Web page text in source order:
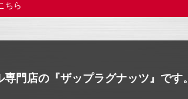
ちら
門店の『ザップラグナッツ』です。